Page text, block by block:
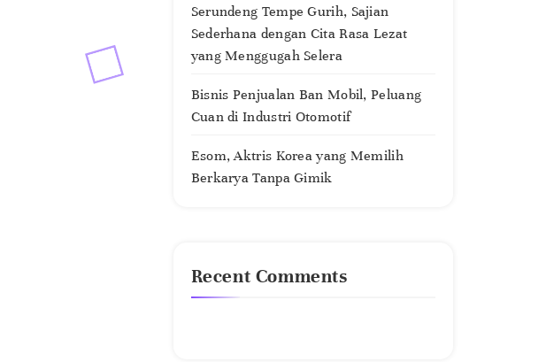
Serundeng Tempe Gurih, Sajian
Sederhana dengan Cita Rasa Lezat
yang Menggugah Selera
Bisnis Penjualan Ban Mobil, Peluang
Cuan di Industri Otomotif
Esom, Aktris Korea yang Memilih
Berkarya Tanpa Gimik
Recent Comments